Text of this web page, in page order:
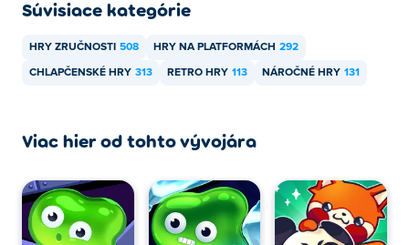
Shadow Trick je možné hrať na počítači a mobilných
Súvisiace kategórie
HRY ZRUČNOSTI 508 HRY NA PLATFORMÁCH 292
CHLAPČENSKÉ HRY 313 RETRO HRY 113 NÁROČNÉ HRY 131
Viac hier od tohto vývojára